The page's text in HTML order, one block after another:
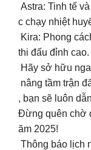
Astra: Tinh tế
c chạy nhiệt
Kira: Phong
thi đấu đỉnh cao.
Hãy sở hữu
nâng tầm trận
, bạn sẽ luôn
Đừng quên chờ
ăm 2025!
Thông báo lịch